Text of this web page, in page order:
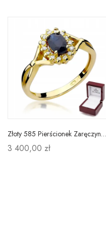
Złoty 585 Pierścionek Zaręczynowy Szafir Diamenty
3 400,00 zł